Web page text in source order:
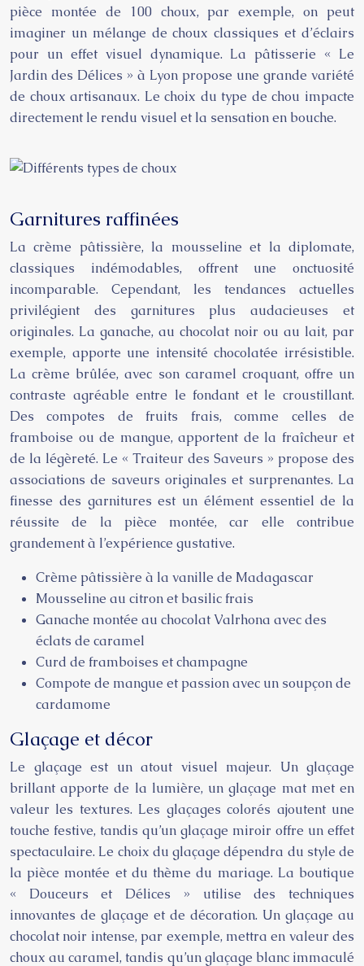
pièce montée de 100 choux, par exemple, on peut
imaginer un mélange de choux classiques et d’éclairs
pour un effet visuel dynamique. La pâtisserie « Le
Jardin des Délices » à Lyon propose une grande variété
de choux artisanaux. Le choix du type de chou impacte
directement le rendu visuel et la sensation en bouche.
Garnitures raffinées
La crème pâtissière, la mousseline et la diplomate,
classiques indémodables, offrent une onctuosité
incomparable. Cependant, les tendances actuelles
privilégient des garnitures plus audacieuses et
originales. La ganache, au chocolat noir ou au lait, par
exemple, apporte une intensité chocolatée irrésistible.
La crème brûlée, avec son caramel croquant, offre un
contraste agréable entre le fondant et le croustillant.
Des compotes de fruits frais, comme celles de
framboise ou de mangue, apportent de la fraîcheur et
de la légèreté. Le « Traiteur des Saveurs » propose des
associations de saveurs originales et surprenantes. La
finesse des garnitures est un élément essentiel de la
réussite de la pièce montée, car elle contribue
grandement à l’expérience gustative.
Crème pâtissière à la vanille de Madagascar
Mousseline au citron et basilic frais
Ganache montée au chocolat Valrhona avec des
éclats de caramel
Curd de framboises et champagne
Compote de mangue et passion avec un soupçon de
cardamome
Glaçage et décor
Le glaçage est un atout visuel majeur. Un glaçage
brillant apporte de la lumière, un glaçage mat met en
valeur les textures. Les glaçages colorés ajoutent une
touche festive, tandis qu’un glaçage miroir offre un effet
spectaculaire. Le choix du glaçage dépendra du style de
la pièce montée et du thème du mariage. La boutique
« Douceurs et Délices » utilise des techniques
innovantes de glaçage et de décoration. Un glaçage au
chocolat noir intense, par exemple, mettra en valeur des
choux au caramel, tandis qu’un glaçage blanc immaculé